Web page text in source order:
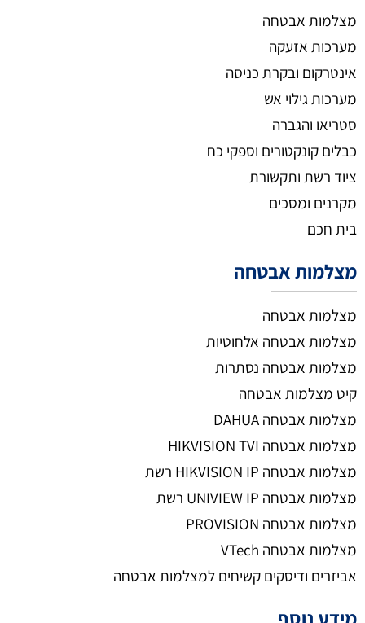
מצלמות אבטחה
מערכות אזעקה
אינטרקום ובקרת כניסה
מערכות גילוי אש
סטריאו והגברה
כבלים קונקטורים וספקי כח
ציוד רשת ותקשורת
מקרנים ומסכים
בית חכם
מצלמות אבטחה
מצלמות אבטחה
מצלמות אבטחה אלחוטיות
מצלמות אבטחה נסתרות
קיט מצלמות אבטחה
מצלמות אבטחה DAHUA
מצלמות אבטחה HIKVISION TVI
מצלמות אבטחה HIKVISION IP רשת
מצלמות אבטחה UNIVIEW IP רשת
מצלמות אבטחה PROVISION
מצלמות אבטחה VTech
אביזרים ודיסקים קשיחים למצלמות אבטחה
מידע נוסף